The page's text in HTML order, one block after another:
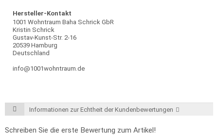
Hersteller-Kontakt
1001 Wohntraum Baha Schrick GbR
Kristin Schrick
Gustav-Kunst-Str. 2-16
20539 Hamburg
Deutschland
info@1001wohntraum.de
Informationen zur Echtheit der Kundenbewertungen
Schreiben Sie die erste Bewertung zum Artikel!